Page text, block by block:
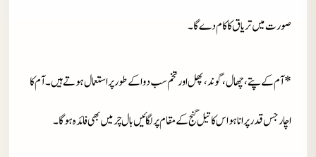
صورت میں تریاق کا کام دے گا ۔
* آم کے پتے ، چھال ، گوند ، پھل اور تخم سب دوا کے طور پر استعمال ہوتے ہیں ۔ آم کا
اچار جس قدر پرانا ہو اس کا تیل گنج کے مقام پر لگائیں بال چر میں بھی فائدہ ہو گا ۔